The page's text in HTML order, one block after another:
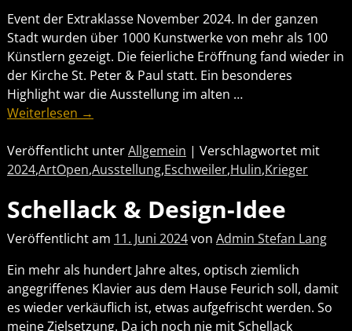
Event der Extraklasse November 2024. In der ganzen
Stadt wurden über 1000 Kunstwerke von mehr als 100
Künstlern gezeigt. Die feierliche Eröffnung fand wieder in
der Kirche St. Peter & Paul statt. Ein besonderes
Highlight war die Ausstellung im alten …
Weiterlesen →
Veröffentlicht unterAllgemein | Verschlagwortet mit
2024,ArtOpen,Ausstellung,Eschweiler,Hulin,Krieger
Schellack & Design-Idee
Veröffentlicht am 11. Juni 2024von Admin Stefan Lang
Ein mehr als hundert Jahre altes, optisch ziemlich
angegriffenes Klavier aus dem Hause Feurich soll, damit
es wieder verkäuflich ist, etwas aufgefrischt werden. So
meine Zielsetzung. Da ich noch nie mit Schellack